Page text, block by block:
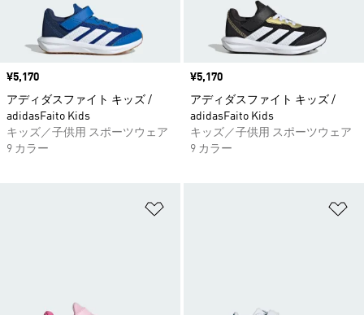
価格
¥5,170
アディダスファイト キッズ /
adidasFaito Kids
キッズ／子供用 スポーツウェア
9 カラー
価格
¥5,170
アディダスファイト キッズ /
adidasFaito Kids
キッズ／子供用 スポーツウェア
9 カラー